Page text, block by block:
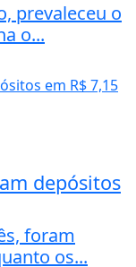
prevaleceu o
o...
depósitos
foram
os...